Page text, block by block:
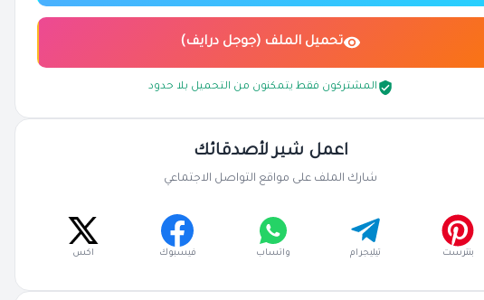
تحميل الملف (جوجل درايف)
المشتركون فقط يتمكنون من التحميل بلا حدود
اعمل شير لأصدقائك
شارك الملف على مواقع التواصل الاجتماعي
بنترست تيليجرام واتساب فيسبوك اكس